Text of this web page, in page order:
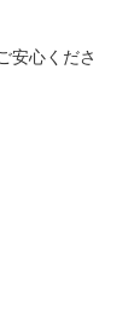
安心くださ